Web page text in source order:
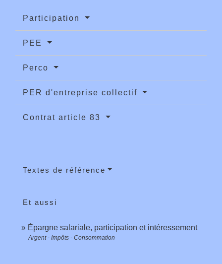
Participation
PEE
Perco
PER d'entreprise collectif
Contrat article 83
Textes de référence
Et aussi
Épargne salariale, participation et intéressement
Argent - Impôts - Consommation